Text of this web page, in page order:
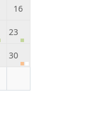
16
23
30